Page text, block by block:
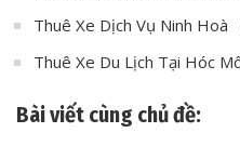
Thuê Xe Dịch Vụ Ninh Hoà
Thuê Xe Du Lịch Tại Hóc
Bài viết cùng chủ đề: